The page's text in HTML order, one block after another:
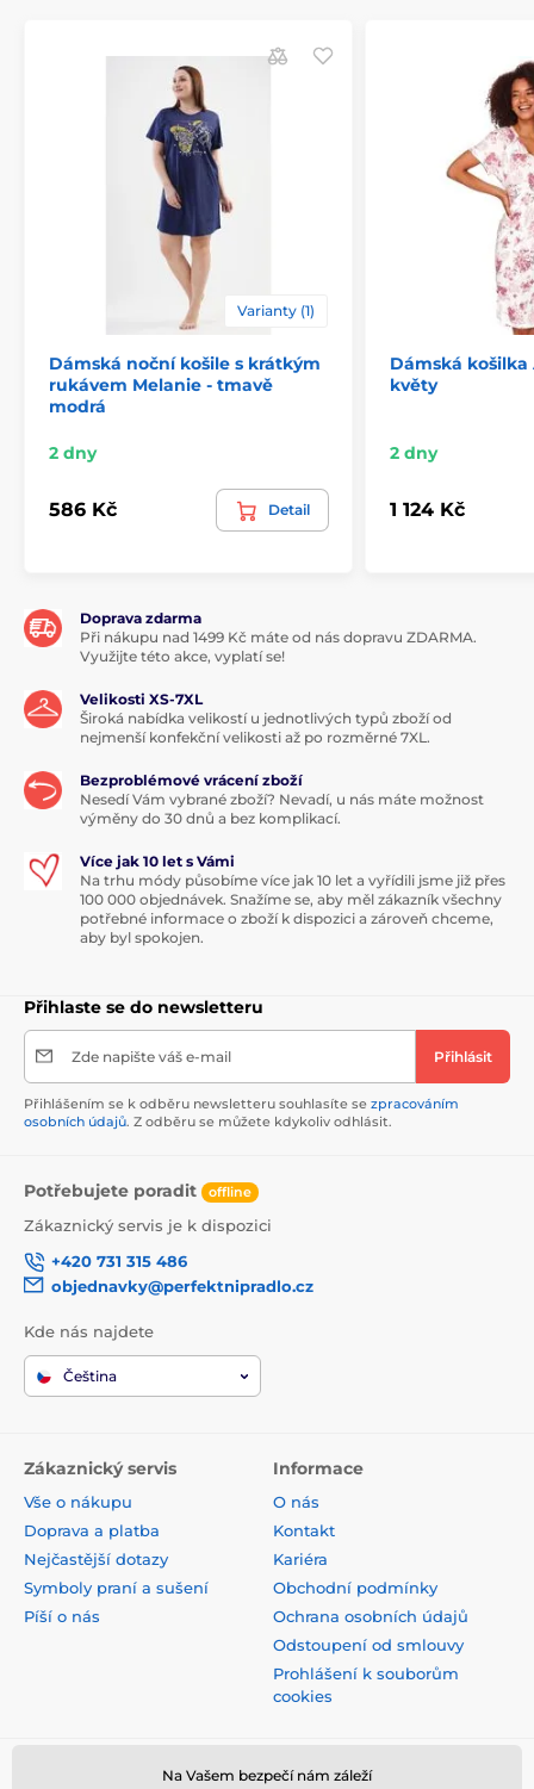
Varianty (1)
Dámská noční košile s krátkým
rukávem Melanie - tmavě
modrá
2 dny
586 Kč Detail
Dámská
květy
2 dny
1 124 Kč
Doprava zdarma
Při nákupu nad 1499 Kč máte od nás dopravu ZDARMA.
Využijte této akce, vyplatí se!
Velikosti XS-7XL
Široká nabídka velikostí u jednotlivých typů zboží od
nejmenší konfekční velikosti až po rozměrné 7XL.
Bezproblémové vrácení zboží
Nesedí Vám vybrané zboží? Nevadí, u nás máte možnost
výměny do 30 dnů a bez komplikací.
Více jak 10 let s Vámi
Na trhu módy působíme více jak 10 let a vyřídili jsme již přes
100 000 objednávek. Snažíme se, aby měl zákazník všechny
potřebné informace o zboží k dispozici a zároveň chceme,
aby byl spokojen.
Přihlaste se do newsletteru
Zde napište váš e-mail Přihlásit
Přihlášením se k odběru newsletteru souhlasíte se zpracováním
osobních údajů. Z odběru se můžete kdykoliv odhlásit.
Potřebujete poradit offline
Zákaznický servis je k dispozici
+420 731 315 486
objednavky@perfektnipradlo.cz
Kde nás najdete
Čeština
Zákaznický servis
Vše o nákupu
Doprava a platba
Nejčastější dotazy
Symboly praní a sušení
Píší o nás
Informace
O nás
Kontakt
Kariéra
Obchodní podmínky
Ochrana osobních údajů
Odstoupení od smlouvy
Prohlášení k souborům
cookies
Bezpečná platba kartou
Na Vašem bezpečí nám záleží